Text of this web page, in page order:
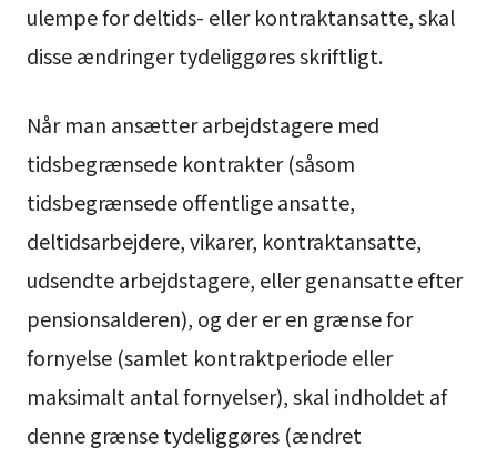
ulempe for deltids- eller kontraktansatte, skal
disse ændringer tydeliggøres skriftligt.
Når man ansætter arbejdstagere med
tidsbegrænsede kontrakter (såsom
tidsbegrænsede offentlige ansatte,
deltidsarbejdere, vikarer, kontraktansatte,
udsendte arbejdstagere, eller genansatte efter
pensionsalderen), og der er en grænse for
fornyelse (samlet kontraktperiode eller
maksimalt antal fornyelser), skal indholdet af
denne grænse tydeliggøres (ændret